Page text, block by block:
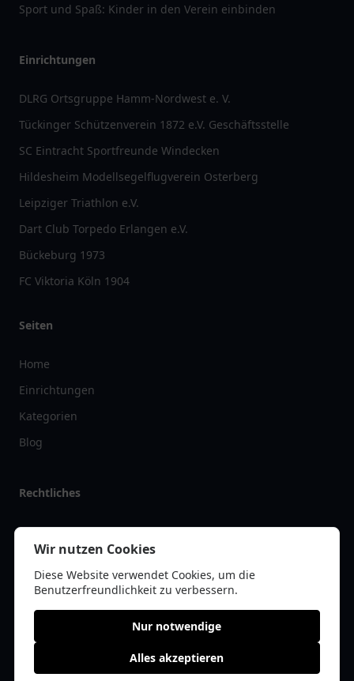
Sport und Spaß: Kinder in den Verein einbinden
Einrichtungen
DLRG Ortsgruppe Hamm-Nordwest e. V.
Tückinger Schützenverein 1872 e.V. Geschäftsstelle
SC Eintracht Sportfreunde Windecken
Hildesheim Modellsegelflugverein Osterberg
Leipziger Triathlon e.V.
Dart Club Torpedo Erlangen e.V.
Bückeburg 1973
FC Viktoria Köln 1904
Seiten
Home
Einrichtungen
Kategorien
Blog
Rechtliches
Impressum
Datenschutz
Kontakt
© 2026 vereinlist.de | Alle Rechte vorbehalten | * =Affiliate-Links /
Wir nutzen Cookies
Diese Website verwendet Cookies, um die
Benutzerfreundlichkeit zu verbessern.
Nur notwendige
Alles akzeptieren